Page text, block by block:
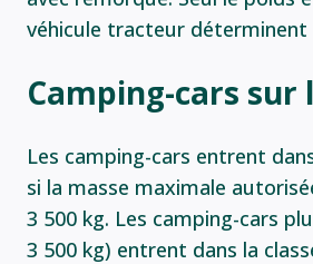
véhicule tracteur
Camping-cars sur
Les camping-cars entrent
si la masse maximale
3 500 kg. Les camping-cars
3 500 kg) entrent dans la